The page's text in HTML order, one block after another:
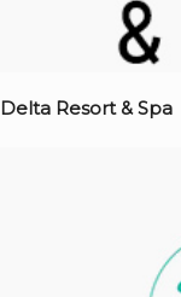
Delta Resort & Spa